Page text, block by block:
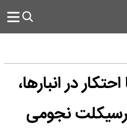
در انبارها،
نجومی